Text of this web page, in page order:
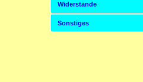
Widerstände
Sonstiges